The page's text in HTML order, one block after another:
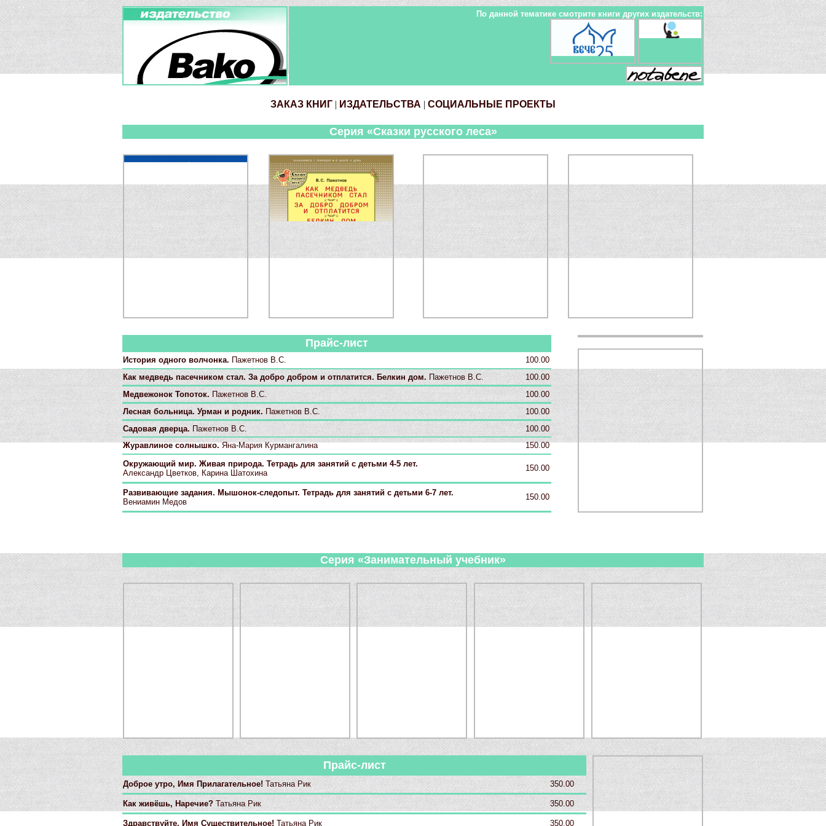
По данной тематике смотрите книги других издательств:
ЗАКАЗ КНИГ | ИЗДАТЕЛЬСТВА | СОЦИАЛЬНЫЕ ПРОЕКТЫ
Серия «Сказки русского леса»
Прайс-лист
История одного волчонка. Пажетнов В.С.
100.00
Как медведь пасечником стал. За добро добром и отплатится. Белкин дом. Пажетнов В.С.
100.00
Медвежонок Топоток. Пажетнов В.С.
100.00
Лесная больница. Урман и родник. Пажетнов В.С.
100.00
Садовая дверца. Пажетнов В.С.
100.00
Журавлиное солнышко.Яна-Мария Курмангалина
150.00
Окружающий мир. Живая природа. Тетрадь для занятий с детьми 4-5 лет.
Александр Цветков, Карина Шатохина
150.00
Развивающие задания. Мышонок-следопыт. Тетрадь для занятий с детьми 6-7 лет.
Вениамин Медов
150.00
Серия «Занимательный учебник»
Прайс-лист
Доброе утро, Имя Прилагательное! Татьяна Рик 350.00
Как живёшь, Наречие? Татьяна Рик 350.00
Здравствуйте, Имя Существительное! Татьяна Рик 350.00